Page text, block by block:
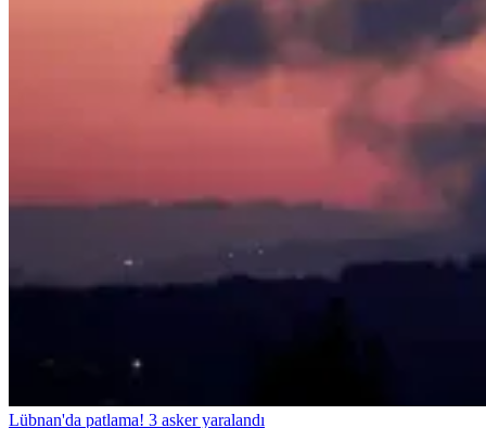
Lübnan'da patlama! 3 asker yaralandı